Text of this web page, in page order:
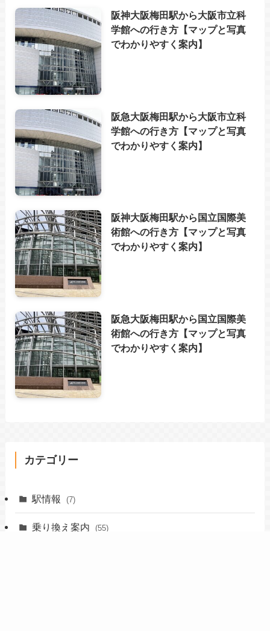
阪神大阪梅田駅から大阪市立科
学館への行き方【マップと写真
でわかりやすく案内】
阪急大阪梅田駅から大阪市立科
学館への行き方【マップと写真
でわかりやすく案内】
阪神大阪梅田駅から国立国際美
術館への行き方【マップと写真
でわかりやすく案内】
阪急大阪梅田駅から国立国際美
術館への行き方【マップと写真
でわかりやすく案内】
カテゴリー
駅情報 (7)
乗り換え案内 (55)